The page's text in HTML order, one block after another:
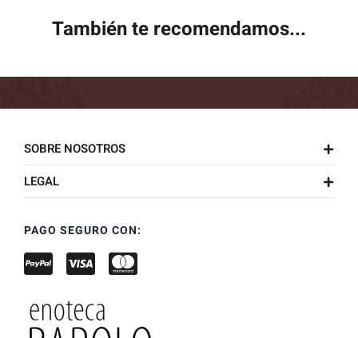
También te recomendamos...
SOBRE NOSOTROS
LEGAL
PAGO SEGURO CON: